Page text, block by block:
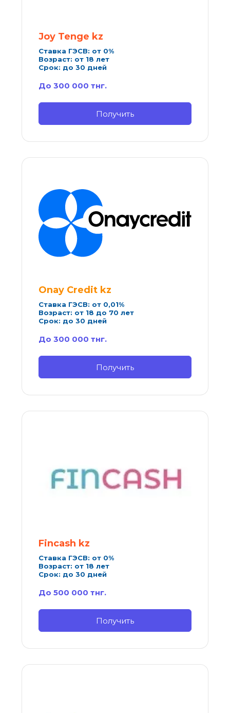
Joy Tenge kz
Ставка ГЭСВ: от 0%
Возраст: от 18 лет
Срок: до 30 дней
До 300 000 тнг.
Получить
Onay Credit kz
Ставка ГЭСВ: от 0,01%
Возраст: от 18 до 70 лет
Срок: до 30 дней
До 300 000 тнг.
Получить
Fincash kz
Ставка ГЭСВ: от 0%
Возраст: от 18 лет
Срок: до 30 дней
До 500 000 тнг.
Получить